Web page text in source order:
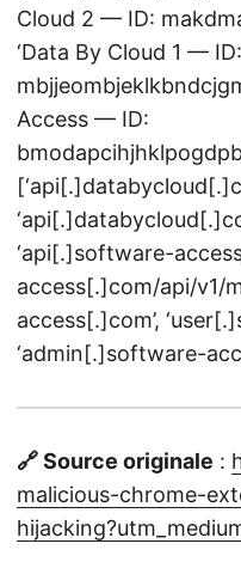
Cloud 2 — ID:
‘Data By Cloud 1 — ID:
Access — ID:
‘api[.]software-
access[.]com/api/v1/
access[.]com’,
‘admin[.]software-
🔗 Source originale :
malicious-chrome-